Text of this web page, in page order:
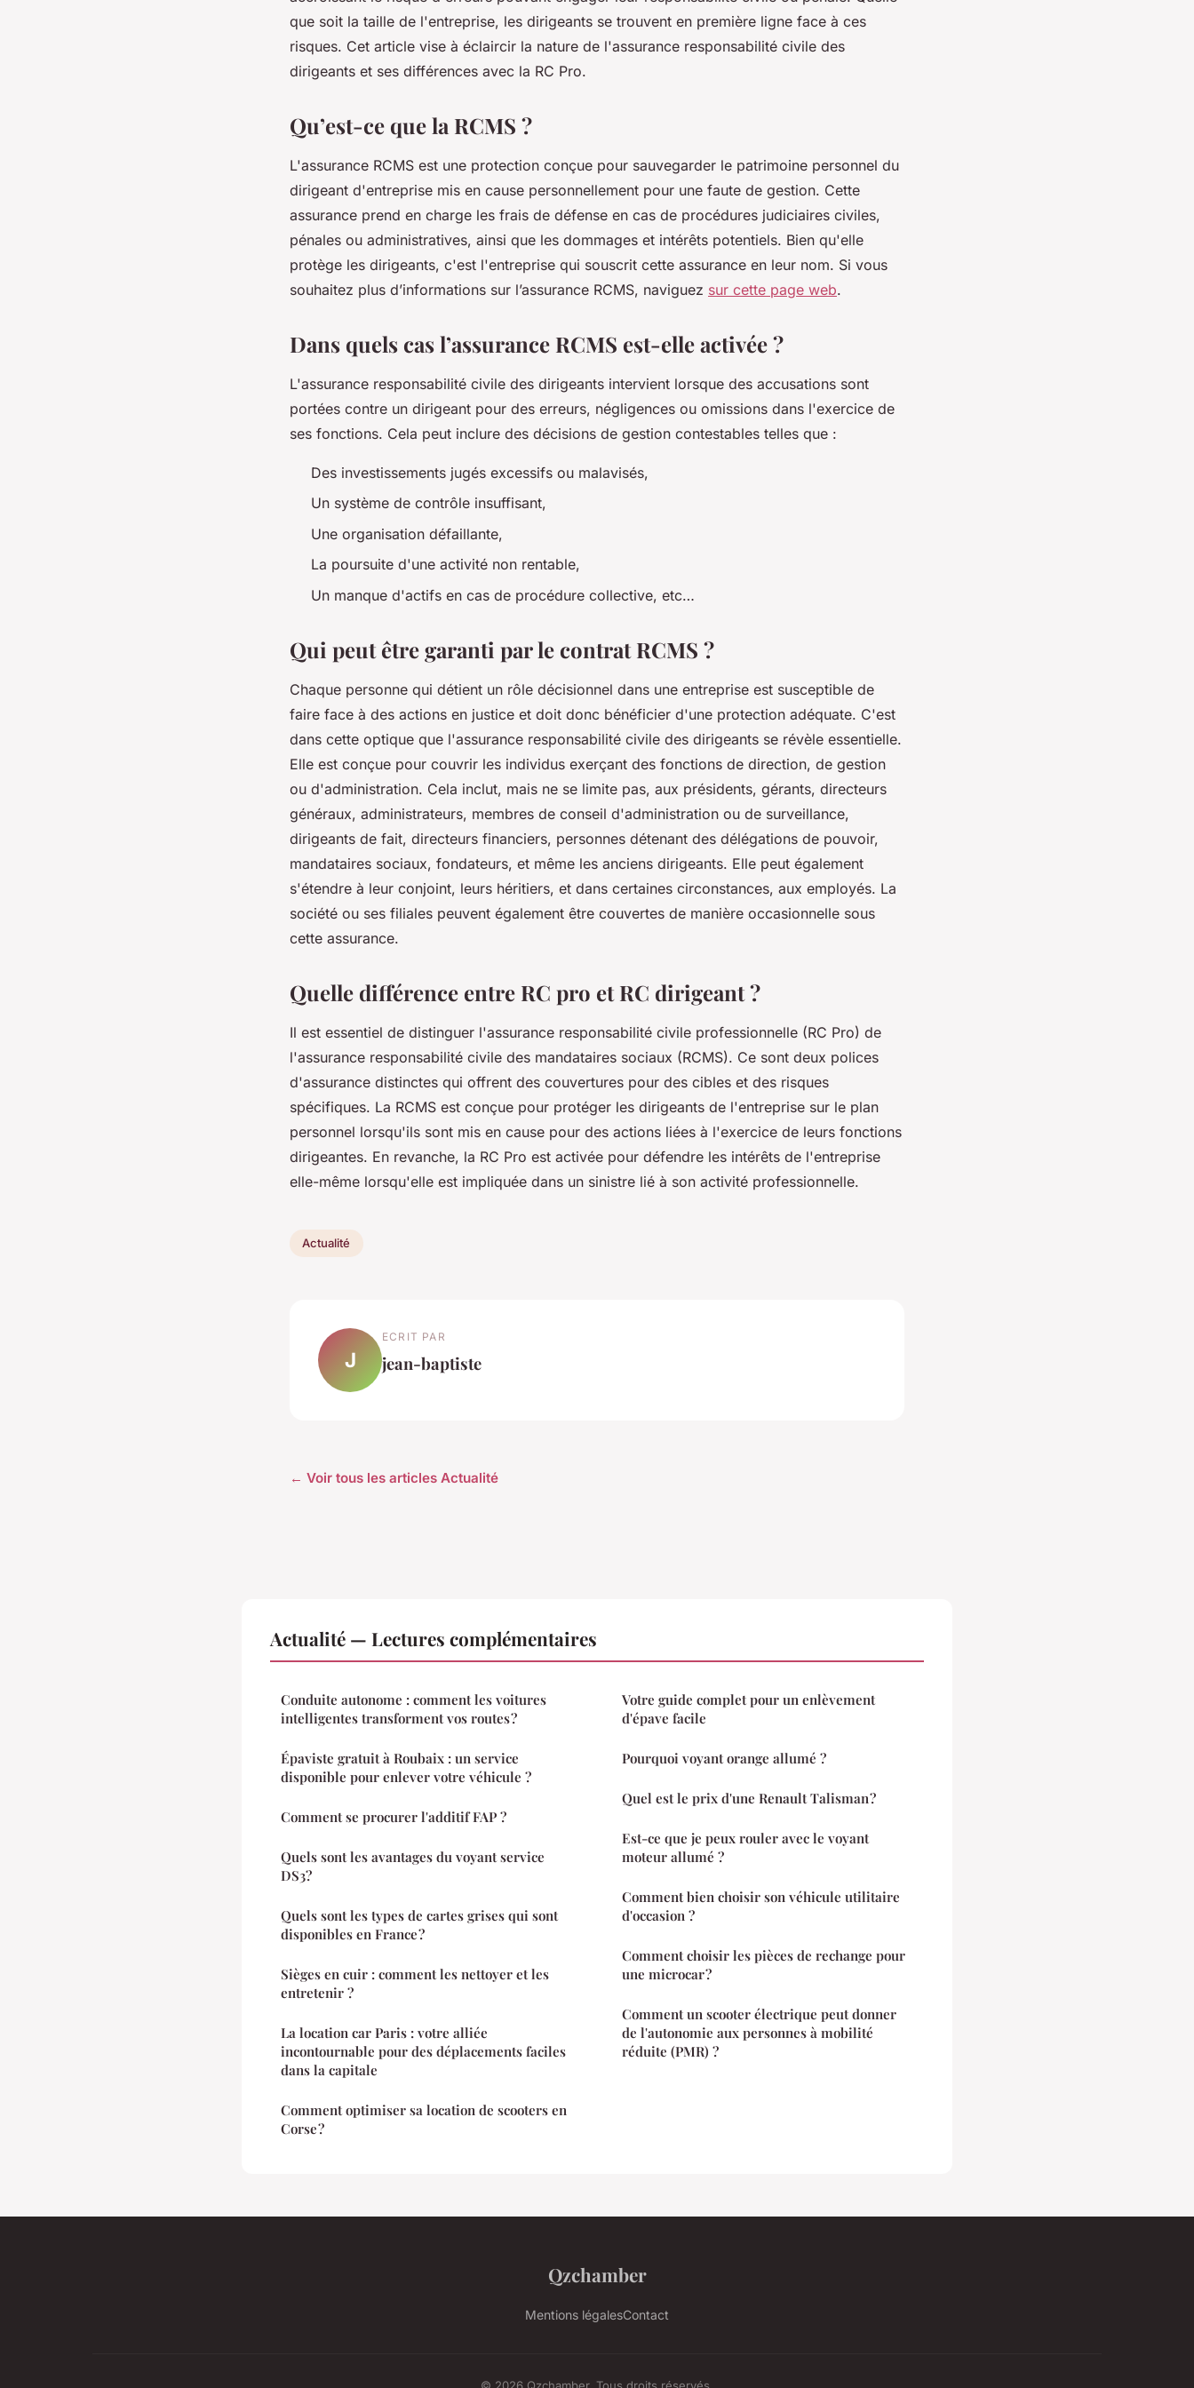
RCMS intervient ?
2 min de lecture
que soit la taille de l'entreprise, les dirigeants se trouvent en première ligne face à ces
risques. Cet article vise à éclaircir la nature de l'assurance responsabilité civile des
dirigeants et ses différences avec la RC Pro.
Qu’est-ce que la RCMS ?
L'assurance RCMS est une protection conçue pour sauvegarder le patrimoine personnel du
dirigeant d'entreprise mis en cause personnellement pour une faute de gestion. Cette
assurance prend en charge les frais de défense en cas de procédures judiciaires civiles,
pénales ou administratives, ainsi que les dommages et intérêts potentiels. Bien qu'elle
protège les dirigeants, c'est l'entreprise qui souscrit cette assurance en leur nom. Si vous
souhaitez plus d’informations sur l’assurance RCMS, naviguez sur cette page web.
Dans quels cas l’assurance RCMS est-elle activée ?
L'assurance responsabilité civile des dirigeants intervient lorsque des accusations sont
portées contre un dirigeant pour des erreurs, négligences ou omissions dans l'exercice de
ses fonctions. Cela peut inclure des décisions de gestion contestables telles que :
Des investissements jugés excessifs ou malavisés,
Un système de contrôle insuffisant,
Une organisation défaillante,
La poursuite d'une activité non rentable,
Un manque d'actifs en cas de procédure collective, etc…
Qui peut être garanti par le contrat RCMS ?
Chaque personne qui détient un rôle décisionnel dans une entreprise est susceptible de
faire face à des actions en justice et doit donc bénéficier d'une protection adéquate. C'est
dans cette optique que l'assurance responsabilité civile des dirigeants se révèle essentielle.
Elle est conçue pour couvrir les individus exerçant des fonctions de direction, de gestion
ou d'administration. Cela inclut, mais ne se limite pas, aux présidents, gérants, directeurs
généraux, administrateurs, membres de conseil d'administration ou de surveillance,
dirigeants de fait, directeurs financiers, personnes détenant des délégations de pouvoir,
mandataires sociaux, fondateurs, et même les anciens dirigeants. Elle peut également
s'étendre à leur conjoint, leurs héritiers, et dans certaines circonstances, aux employés. La
société ou ses filiales peuvent également être couvertes de manière occasionnelle sous
cette assurance.
Quelle différence entre RC pro et RC dirigeant ?
Il est essentiel de distinguer l'assurance responsabilité civile professionnelle (RC Pro) de
l'assurance responsabilité civile des mandataires sociaux (RCMS). Ce sont deux polices
d'assurance distinctes qui offrent des couvertures pour des cibles et des risques
spécifiques. La RCMS est conçue pour protéger les dirigeants de l'entreprise sur le plan
personnel lorsqu'ils sont mis en cause pour des actions liées à l'exercice de leurs fonctions
dirigeantes. En revanche, la RC Pro est activée pour défendre les intérêts de l'entreprise
elle-même lorsqu'elle est impliquée dans un sinistre lié à son activité professionnelle.
Actualité
J
ECRIT PAR
jean-baptiste
← Voir tous les articles Actualité
Actualité — Lectures complémentaires
Conduite autonome : comment les voitures
intelligentes transforment vos routes ?
Épaviste gratuit à Roubaix : un service
disponible pour enlever votre véhicule ?
Comment se procurer l'additif FAP ?
Quels sont les avantages du voyant service
DS3?
Quels sont les types de cartes grises qui sont
disponibles en France ?
Sièges en cuir : comment les nettoyer et les
entretenir ?
La location car Paris : votre alliée
incontournable pour des déplacements faciles
dans la capitale
Comment optimiser sa location de scooters en
Corse ?
Votre guide complet pour un enlèvement
d'épave facile
Pourquoi voyant orange allumé ?
Quel est le prix d'une Renault Talisman ?
Est-ce que je peux rouler avec le voyant
moteur allumé ?
Comment bien choisir son véhicule utilitaire
d'occasion ?
Comment choisir les pièces de rechange pour
une microcar ?
Comment un scooter électrique peut donner
de l'autonomie aux personnes à mobilité
réduite (PMR) ?
Qzchamber
Mentions légalesContact